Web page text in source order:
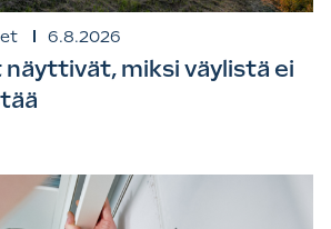
6.8.2026
miksi väylistä ei